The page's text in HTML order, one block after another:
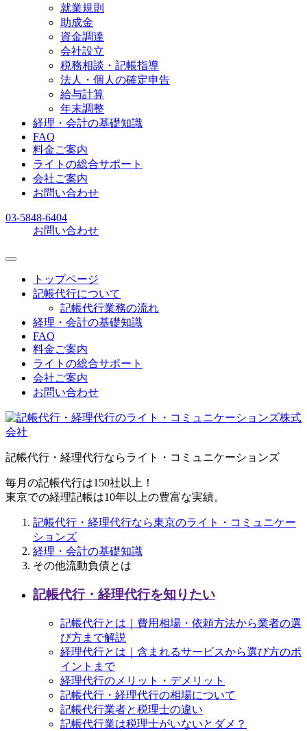
就業規則
助成金
資金調達
会社設立
税務相談・記帳指導
法人・個人の確定申告
給与計算
年末調整
経理・会計の基礎知識
FAQ
料金ご案内
ライトの総合サポート
会社ご案内
お問い合わせ
03-5848-6404
お問い合わせ
トップページ
記帳代行について
記帳代行業務の流れ
経理・会計の基礎知識
FAQ
料金ご案内
ライトの総合サポート
会社ご案内
お問い合わせ
記帳代行・経理代行ならライト・コミュニケーションズ
毎月の記帳代行は150社以上！
東京での経理記帳は10年以上の豊富な実績。
記帳代行・経理代行なら東京のライト・コミュニケー
ションズ
経理・会計の基礎知識
その他流動負債とは
記帳代行・経理代行を知りたい
記帳代行とは｜費用相場・依頼方法から業者の選
び方まで解説
経理代行とは｜含まれるサービスから選び方のポ
イントまで
経理代行のメリット・デメリット
記帳代行・経理代行の相場について
記帳代行業者と税理士の違い
記帳代行業は税理士がいないとダメ？